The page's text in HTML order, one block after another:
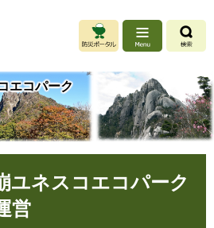
エコパーク
ユネスコエコパーク
営